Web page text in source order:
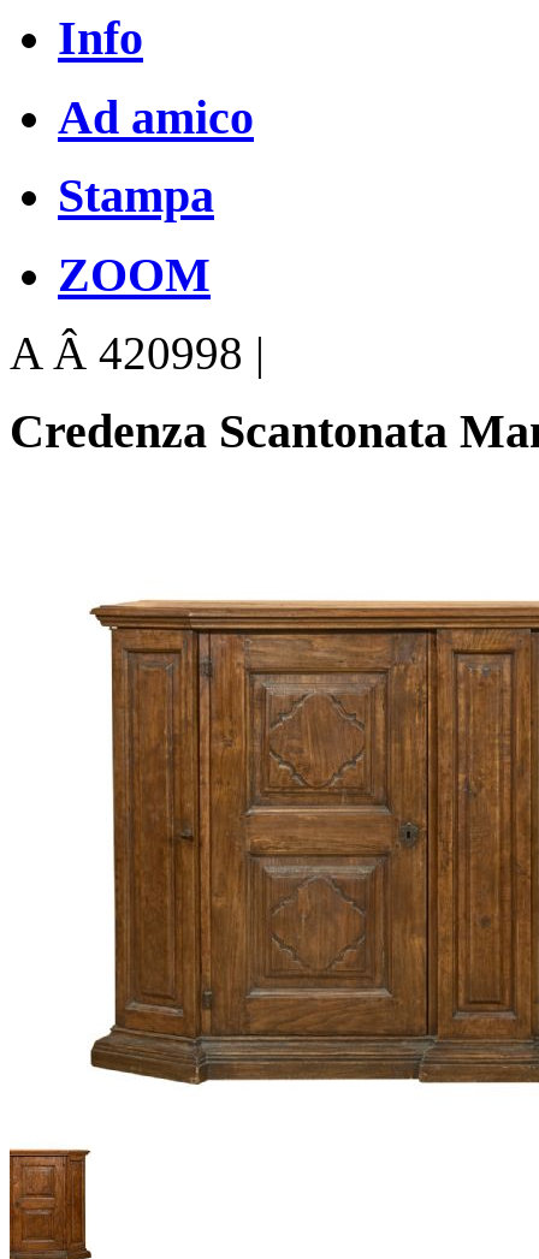
Info
Ad amico
Stampa
ZOOM
A Â 420998 |
Credenza Scantonata